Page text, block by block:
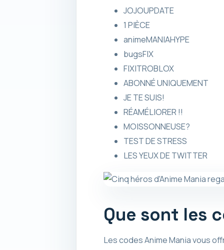
JOJOUPDATE
1 PIÈCE
animeMANIAHYPE
bugsFIX
FIXITROBLOX
ABONNÉ UNIQUEMENT
JE TE SUIS!
RÉAMÉLIORER !!
MOISSONNEUSE?
TEST DE STRESS
LES YEUX DE TWITTER
Que sont les
Les codes Anime Mania vous